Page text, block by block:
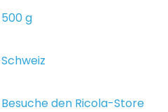
‎500 g
‎Schweiz
Besuche den Ricola-Store